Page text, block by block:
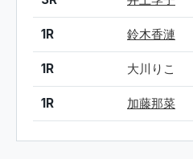
1R 鈴木香漣
1R 大川りこ
1R 加藤那菜